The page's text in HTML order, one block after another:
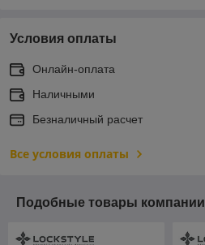
Условия оплаты
Онлайн-оплата
Наличными
Безналичный расчет
Все условия оплаты
Подобные товары компании